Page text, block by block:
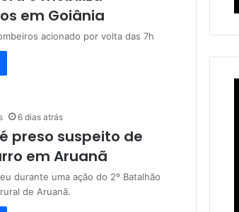
em Goiânia
acionado por volta das 7h
6 dias atrás
preso suspeito de
em Aruanã
durante uma ação do 2º Batalhão
de Aruanã.